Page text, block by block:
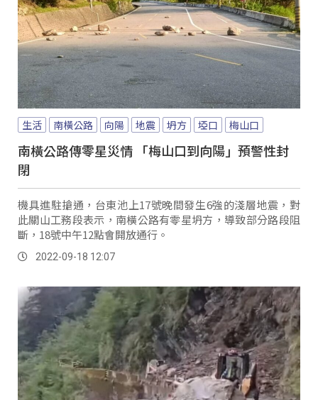
生活 南橫公路 向陽 地震 坍方 埡口 梅山口
南橫公路傳零星災情 「梅山口到向陽」預警性封
閉
機具進駐搶通，台東池上17號晚間發生6強的淺層地震，對
此關山工務段表示，南橫公路有零星坍方，導致部分路段阻
斷，18號中午12點會開放通行。
2022-09-18 12:07